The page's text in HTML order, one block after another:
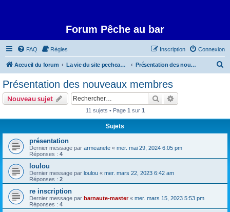
Forum Pêche au bar
FAQ Règles Connexion
Inscription
Accueil du forum La vie du site pecheaubar.com Présentation des nouveaux membres
Présentation des nouveaux membres
Nouveau sujet Rechercher
11 sujets • Page 1 sur 1
Sujets
présentation
Dernier message par armeanete « mer. mai 29, 2024 6:05 pm
Réponses : 4
loulou
Dernier message par loulou « mer. mars 22, 2023 6:42 am
Réponses : 2
re inscription
Dernier message par barnaute-master« mer. mars 15, 2023 5:53 pm
Réponses : 4